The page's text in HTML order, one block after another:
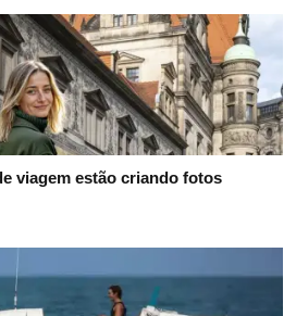
viagem estão criando fotos